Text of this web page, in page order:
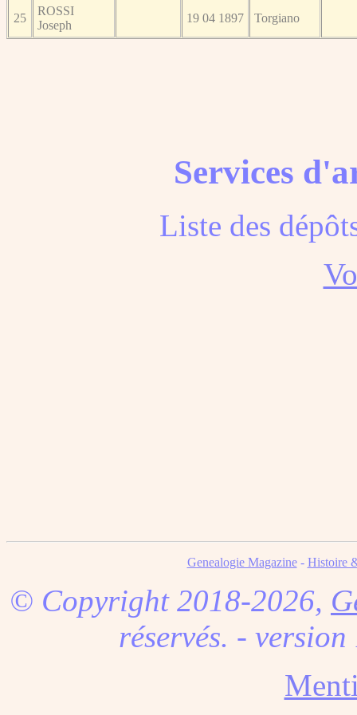
25
ROSSI
Joseph
19 04 1897 Torgiano
Services
Liste des
Genealogie Magazine- Histoire
© Copyright 2018-2026,
réservés. -